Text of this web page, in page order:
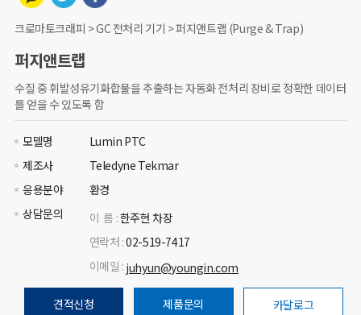
크로마토크래피 > GC 전처리 기기 > 퍼지앤트랩 (Purge & Trap)
퍼지앤트랩
수질 중 휘발성유기화합물을 추출하는 자동화 전처리 장비로 정확한 데이터
를 얻을 수 있도록 함
모델명
Lumin PTC
제조사
Teledyne Tekmar
응용분야
환경
상담문의
이 름 :한주현 차장
연락처 :02-519-7417
이메일 : juhyun@youngin.com
견적신청 제품문의 카달로그